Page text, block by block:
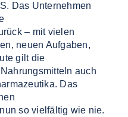
Das Unternehmen
– mit vielen
neuen Aufgaben,
gilt die
auch
Das
so vielfältig wie nie.